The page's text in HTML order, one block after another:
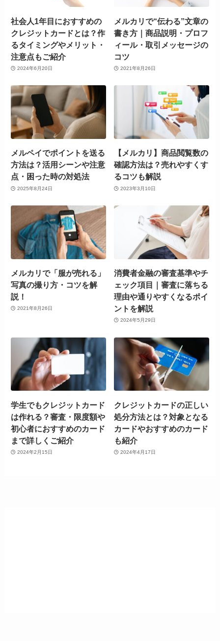
社会人1年目におすすめの
クレジットカードとは？作
るタイミングやメリット・
注意点もご紹介
2024年6月20日
メルカリで“伝わる”文章の
書き方｜商品説明・プロフ
ィール・取引メッセージの
コツ
2021年8月26日
メルペイでポイントを送る
方法は？活用シーンや注意
点・困った時の対処法
2025年8月24日
【メルカリ】商品閲覧数の
確認方法は？売れやすくす
るコツも解説
2023年3月10日
メルカリで「服が売れる」
写真の撮り方・コツを解
説！
2021年8月26日
消費者金融の審査基準やチ
ェック項目｜審査に落ちる
理由や通りやすくなるポイ
ントを解説
2024年5月29日
学生でもクレジットカード
は作れる？審査・限度額や
初心者におすすめのカード
まで詳しくご紹介
2024年2月15日
クレジットカードの正しい
処分方法とは？対象となる
カードやおすすめのカード
も紹介
2024年4月17日